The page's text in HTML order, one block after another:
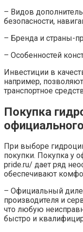
– Видов
безопасности,
– Бренда и страны-
– Особенностей
Инвестиции в
например,
транспортное
Покупка
При выборе
покупки. Покупка у
pride.ru/ дает ряд
обеспечивают
– Официальный
производителя и
что любую
быстро и